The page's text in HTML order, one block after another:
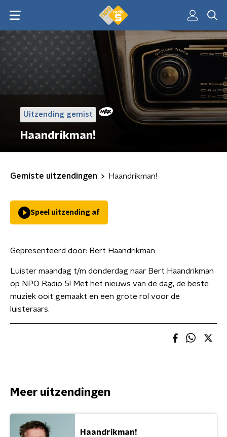
Uitzending gemist
Haandrikman!
Gemiste uitzendingen Haandrikman!
Speel uitzending af
Gepresenteerd door: Bert Haandrikman
Luister maandag t/m donderdag naar Bert Haandrikman
op NPO Radio 5! Met het nieuws van de dag, de beste
muziek ooit gemaakt en een grote rol voor de
luisteraars.
Meer uitzendingen
Haandrikman!